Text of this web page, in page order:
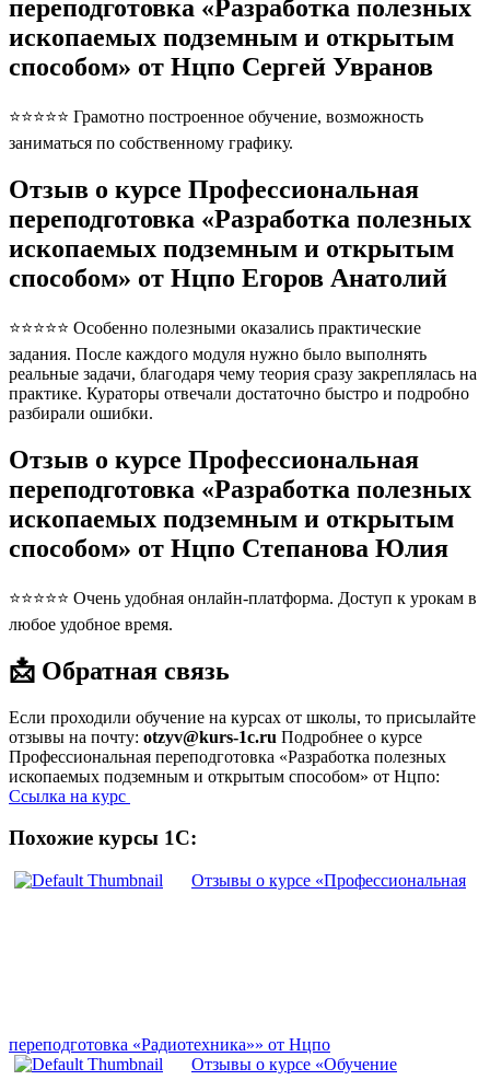
переподготовка «Разработка полезных
ископаемых подземным и открытым
способом» от Нцпо Сергей Увранов
⭐⭐⭐⭐⭐ Грамотно построенное обучение, возможность
заниматься по собственному графику.
Отзыв о курсе Профессиональная
переподготовка «Разработка полезных
ископаемых подземным и открытым
способом» от Нцпо Егоров Анатолий
⭐⭐⭐⭐⭐ Особенно полезными оказались практические
задания. После каждого модуля нужно было выполнять
реальные задачи, благодаря чему теория сразу закреплялась на
практике. Кураторы отвечали достаточно быстро и подробно
разбирали ошибки.
Отзыв о курсе Профессиональная
переподготовка «Разработка полезных
ископаемых подземным и открытым
способом» от Нцпо Степанова Юлия
⭐⭐⭐⭐⭐ Очень удобная онлайн-платформа. Доступ к урокам в
любое удобное время.
📩 Обратная связь
Если проходили обучение на курсах от школы, то присылайте
отзывы на почту: otzyv@kurs-1c.ru Подробнее о курсе
Профессиональная переподготовка «Разработка полезных
ископаемых подземным и открытым способом» от Нцпо:
Ссылка на курс
Похожие курсы 1С:
Отзывы о курсе «Профессиональная
переподготовка «Радиотехника»» от Нцпо
Отзывы о курсе «Обучение